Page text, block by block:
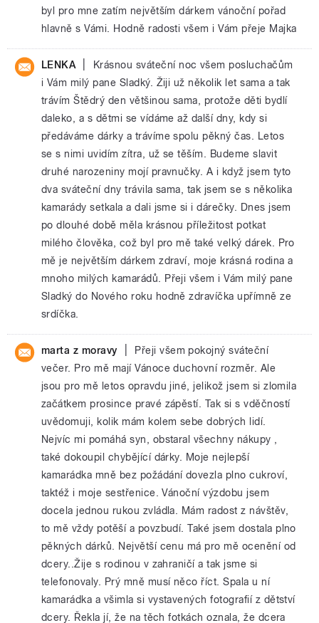
byl pro mne zatím největším dárkem vánoční pořad
hlavně s Vámi. Hodně radosti všem i Vám přeje Majka
LENKA
Krásnou sváteční noc všem posluchačům
i Vám milý pane Sladký. Žiji už několik let sama a tak
trávím Štědrý den většinou sama, protože děti bydlí
daleko, a s dětmi se vídáme až další dny, kdy si
předáváme dárky a trávíme spolu pěkný čas. Letos
se s nimi uvidím zítra, už se těším. Budeme slavit
druhé narozeniny mojí pravnučky. A i když jsem tyto
dva sváteční dny trávila sama, tak jsem se s několika
kamarády setkala a dali jsme si i dárečky. Dnes jsem
po dlouhé době měla krásnou příležitost potkat
milého člověka, což byl pro mě také velký dárek. Pro
mě je největším dárkem zdraví, moje krásná rodina a
mnoho milých kamarádů. Přeji všem i Vám milý pane
Sladký do Nového roku hodně zdravíčka upřímně ze
srdíčka.
marta z moravy
Přeji všem pokojný sváteční
večer. Pro mě mají Vánoce duchovní rozměr. Ale
jsou pro mě letos opravdu jiné, jelikož jsem si zlomila
začátkem prosince pravé zápěstí. Tak si s vděčností
uvědomuji, kolik mám kolem sebe dobrých lidí.
Nejvíc mi pomáhá syn, obstaral všechny nákupy ,
také dokoupil chybějící dárky. Moje nejlepší
kamarádka mně bez požádání dovezla plno cukroví,
taktéž i moje sestřenice. Vánoční výzdobu jsem
docela jednou rukou zvládla. Mám radost z návštěv,
to mě vždy potěší a povzbudí. Také jsem dostala plno
pěkných dárků. Největší cenu má pro mě ocenění od
dcery..Žije s rodinou v zahraničí a tak jsme si
telefonovaly. Prý mně musí něco říct. Spala u ní
kamarádka a všimla si vystavených fotografií z dětství
dcery. Řekla jí, že na těch fotkách oznala, že dcera